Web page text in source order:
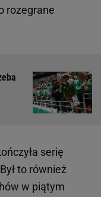
rozegrane
serię
to również
w piątym